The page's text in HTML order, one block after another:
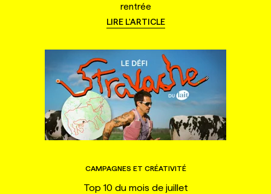
rentrée
LIRE L'ARTICLE
CAMPAGNES ET CRÉATIVITÉ
Top 10 du mois de juillet